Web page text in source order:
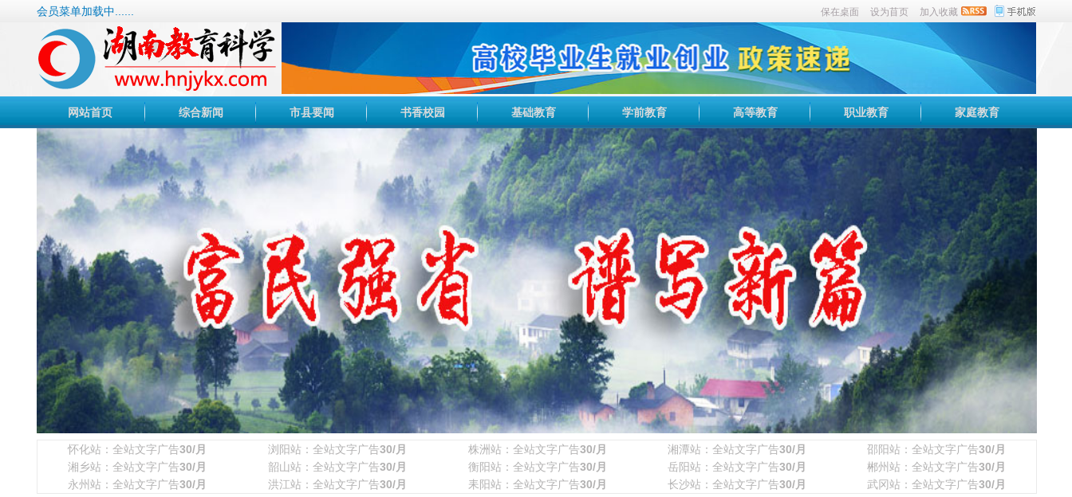
会员菜单加载中...... 保在桌面 设为苜页 加入收藏
网站首页 综合新闻 市县要闻 书香校园 基础教育 学前教育 高等教育 职业教育 家庭教育
怀化站：全站文字广告30/月 浏阳站：全站文字广告30/月 株洲站：全站文字广告30/月 湘潭站：全站文字广告30/月 邵阳站：全站文字广告30/月
湘乡站：全站文字广告30/月 韶山站：全站文字广告30/月 衡阳站：全站文字广告30/月 岳阳站：全站文字广告30/月 郴州站：全站文字广告30/月
永州站：全站文字广告30/月 洪江站：全站文字广告30/月 耒阳站：全站文字广告30/月 长沙站：全站文字广告30/月 武冈站：全站文字广告30/月